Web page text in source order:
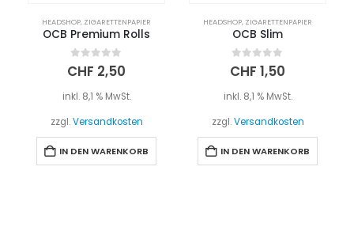
HEADSHOP, ZIGARETTENPAPIER
OCB Premium Rolls
0 out of 5
CHF 2,50
inkl. 8,1 % MwSt.
zzgl.Versandkosten
IN DEN WARENKORB
HEADSHOP, ZIGARETTENPAPIER
OCB Slim
0out of 5
CHF 1,50
inkl. 8,1 % MwSt.
zzgl.Versandkosten
IN DEN WARENKORB